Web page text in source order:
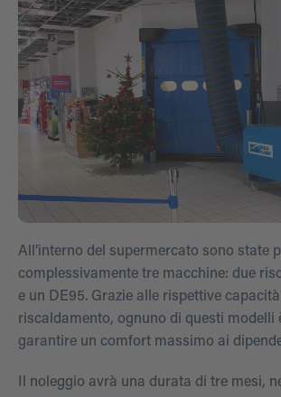
All’interno del supermercato sono state
complessivamente tre macchine: due
e un DE95. Grazie alle rispettive
riscaldamento, ognuno di questi modelli
garantire un comfort massimo ai
Il noleggio avrà una durata di tre mesi,